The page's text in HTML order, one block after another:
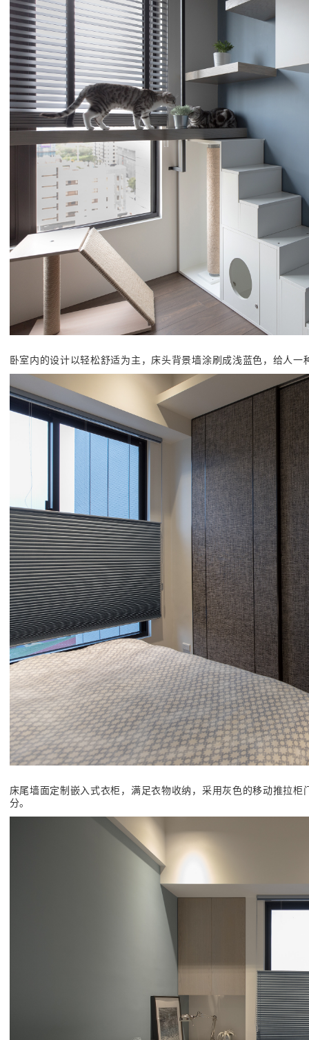
卧室内的设计以轻松舒适为主，床头背景墙涂刷成浅蓝色，给人
床尾墙面定制嵌入式衣柜，满足衣物收纳，采用灰色的移动推拉
分。